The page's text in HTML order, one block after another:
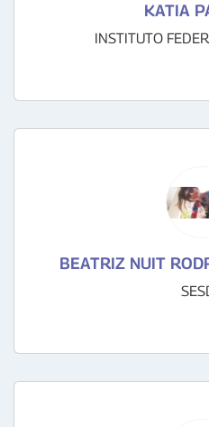
KATIA
INSTITUTO
BEATRIZ NUIT